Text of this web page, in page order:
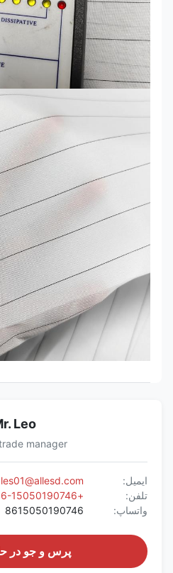
Leo
manager
ایمیل:
تلفن:
+86-15050190746
واتساپ:
8615050190746
پرس و جو در